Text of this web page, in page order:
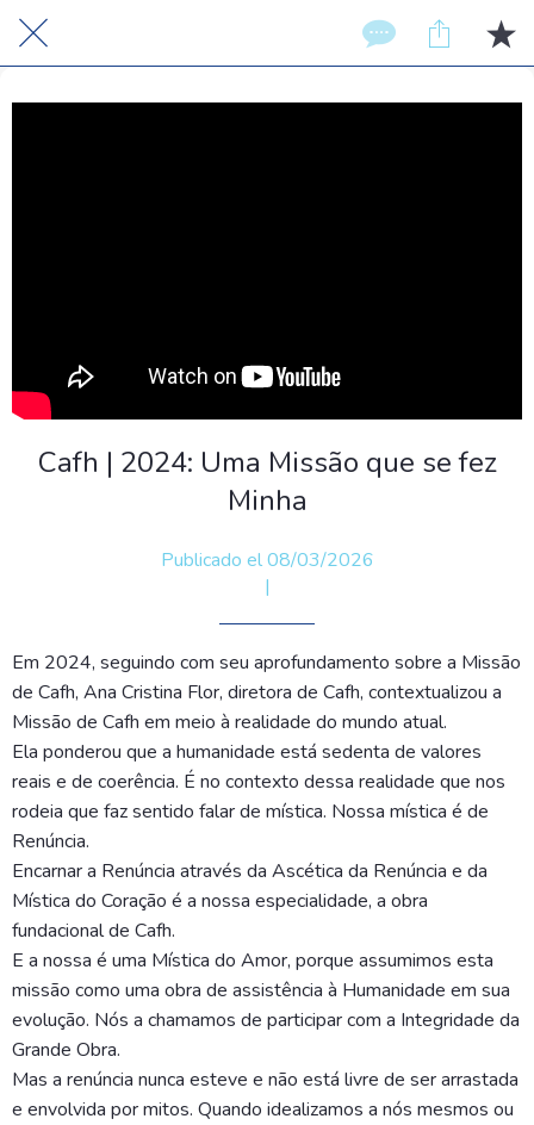
Cafh | 2024: Uma Missão que se fez
Minha
Publicado el 08/03/2026
|
Em 2024, seguindo com seu aprofundamento sobre a Missão
de Cafh, Ana Cristina Flor, diretora de Cafh, contextualizou a
Missão de Cafh em meio à realidade do mundo atual.
Ela ponderou que a humanidade está sedenta de valores
reais e de coerência. É no contexto dessa realidade que nos
rodeia que faz sentido falar de mística. Nossa mística é de
Renúncia.
Encarnar a Renúncia através da Ascética da Renúncia e da
Mística do Coração é a nossa especialidade, a obra
fundacional de Cafh.
E a nossa é uma Mística do Amor, porque assumimos esta
missão como uma obra de assistência à Humanidade em sua
evolução. Nós a chamamos de participar com a Integridade da
Grande Obra.
Mas a renúncia nunca esteve e não está livre de ser arrastada
e envolvida por mitos. Quando idealizamos a nós mesmos ou